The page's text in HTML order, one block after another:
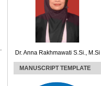
Dr. Anna Rakhmawati S.Si., M.Si
MANUSCRIPT TEMPLATE